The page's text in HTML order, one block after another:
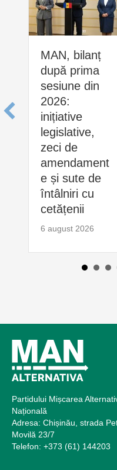
MAN, bilanț
după prima
sesiune din
2026:
inițiative
legislative,
zeci de
amendament
e și sute de
întâlniri cu
cetățenii
6 august 2026
Partidului Mișcarea
Națională
Adresa: Chișinău, strada
Movilă 23/7
Telefon: +373 (61) 144203